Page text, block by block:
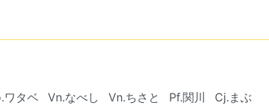
ワタベ Vn.なべし Vn.ちさと Pf.関川 Cj.まぶ